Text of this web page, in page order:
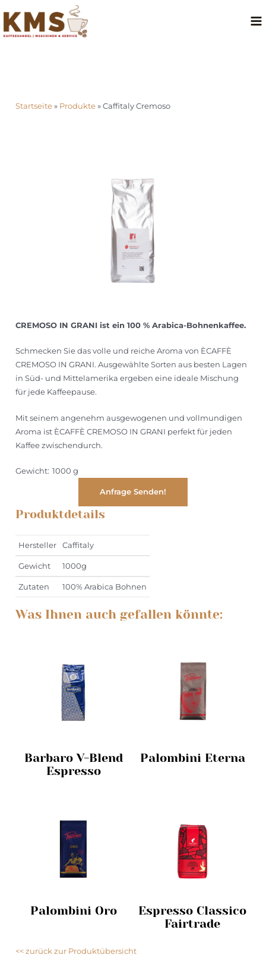
Startseite » Produkte » Caffitaly Cremoso
CREMOSO IN GRANI ist ein 100 % Arabica-Bohnenkaffee.
Schmecken Sie das volle und reiche Aroma von ÈCAFFÈ
CREMOSO IN GRANI. Ausgewählte Sorten aus besten Lagen
in Süd- und Mittelamerika ergeben eine ideale Mischung
für jede Kaffeepause.
Mit seinem angenehm ausgewogenen und vollmundigen
Aroma ist ÈCAFFÈ CREMOSO IN GRANI perfekt für jeden
Kaffee zwischendurch.
Gewicht: 1000 g
Produktdetails
Hersteller Caffitaly
Gewicht 1000g
Zutaten 100% Arabica Bohnen
Was Ihnen auch gefallen könnte:
Barbaro V-Blend
Espresso
Palombini Eterna
Palombini Oro
Espresso Classico
Fairtrade
<< zurück zur Produktübersicht